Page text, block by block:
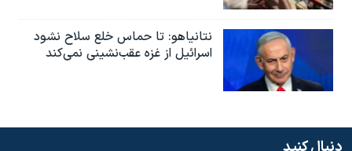
نتانیاهو: تا حماس خلع سلاح نشود
اسرائیل از غزه عقب‌نشینی نمی‌کند